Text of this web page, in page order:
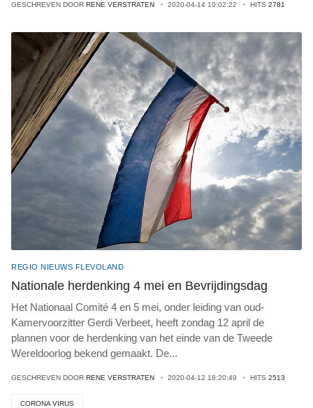
GESCHREVEN DOOR RENE VERSTRATEN 2020-04-14 10:02:22 HITS 2781
REGIO NIEUWS FLEVOLAND
Nationale herdenking 4 mei en Bevrijdingsdag
Het Nationaal Comité 4 en 5 mei, onder leiding van oud-
Kamervoorzitter Gerdi Verbeet, heeft zondag 12 april de
plannen voor de herdenking van het einde van de Tweede
Wereldoorlog bekend gemaakt. De...
GESCHREVEN DOOR RENE VERSTRATEN 2020-04-12 18:20:49 HITS 2513
CORONA VIRUS